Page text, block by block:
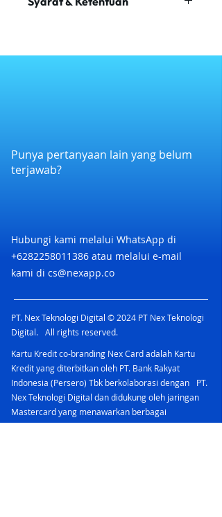
Tidak belraku kelipatan
Punya pertanyaan lain yang belum
terjawab?
Hubungi kami melalui WhatsApp di
+6282258011386 atau melalui e-mail
kami di cs@nexapp.co
PT. Nex Teknologi Digital © 2024 PT Nex Teknologi
Digital. All rights reserved.
Kartu Kredit co-branding Nex Card adalah Kartu
Kredit yang diterbitkan oleh PT. Bank Rakyat
Indonesia (Persero) Tbk berkolaborasi dengan PT.
Nex Teknologi Digital dan didukung oleh jaringan
Mastercard yang menawarkan berbagai
keuntungan.